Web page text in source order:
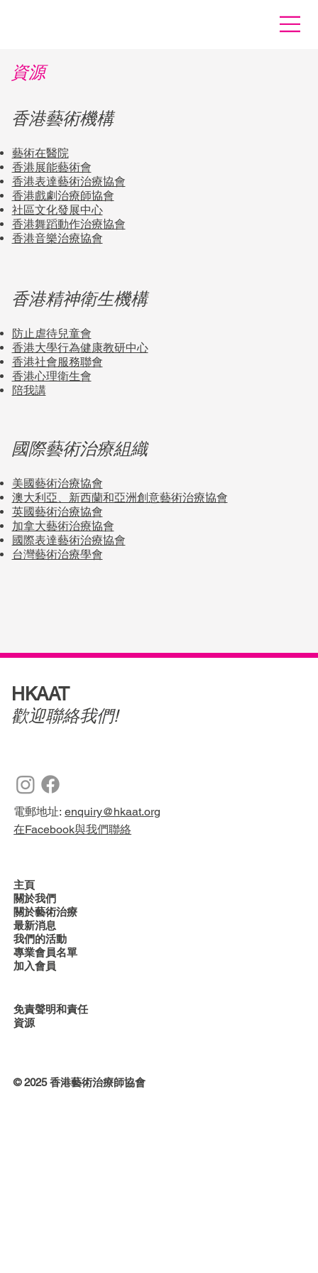
資源
香港藝術機構
藝術在醫院
香港展能藝術會
香港表達藝術治療協會
香港戲劇治療師協會
社區文化發展中心
香港舞蹈動作治療協會
香港音樂治療協會
香港精神衛生機構
防止虐待兒童會
香港大學行為健康教研中心
香港社會服務聯會
香港心理衛生會
陪我講
國際藝術治療組織
美國藝術治療協會
澳大利亞、新西蘭和亞洲創意藝術治療協會
英國藝術治療協會
加拿大藝術治療協會
國際表達藝術治療協會
台灣藝術治療學會
HKAAT
歡迎聯絡我們!
電郵地址:enquiry@hkaat.org
在Facebook與我們聯絡
主頁
關於我們
關於藝術治療
最新消息
我們的活動
專業會員名單
加入會員
免責聲明和責任
資源
© 2025 香港藝術治療師協會